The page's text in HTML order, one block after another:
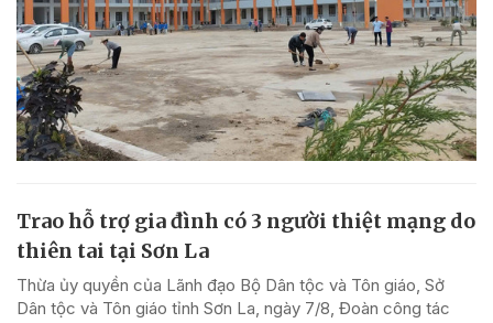
Trao hỗ trợ gia đình có 3 người thiệt mạng do
thiên tai tại Sơn La
Thừa ủy quyền của Lãnh đạo Bộ Dân tộc và Tôn giáo, Sở
Dân tộc và Tôn giáo tỉnh Sơn La, ngày 7/8, Đoàn công tác